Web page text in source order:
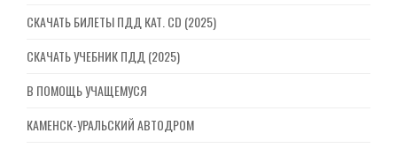
СКАЧАТЬ БИЛЕТЫ ПДД КАТ. CD (2025)
СКАЧАТЬ УЧЕБНИК ПДД (2025)
В ПОМОЩЬ УЧАЩЕМУСЯ
КАМЕНСК-УРАЛЬСКИЙ АВТОДРОМ